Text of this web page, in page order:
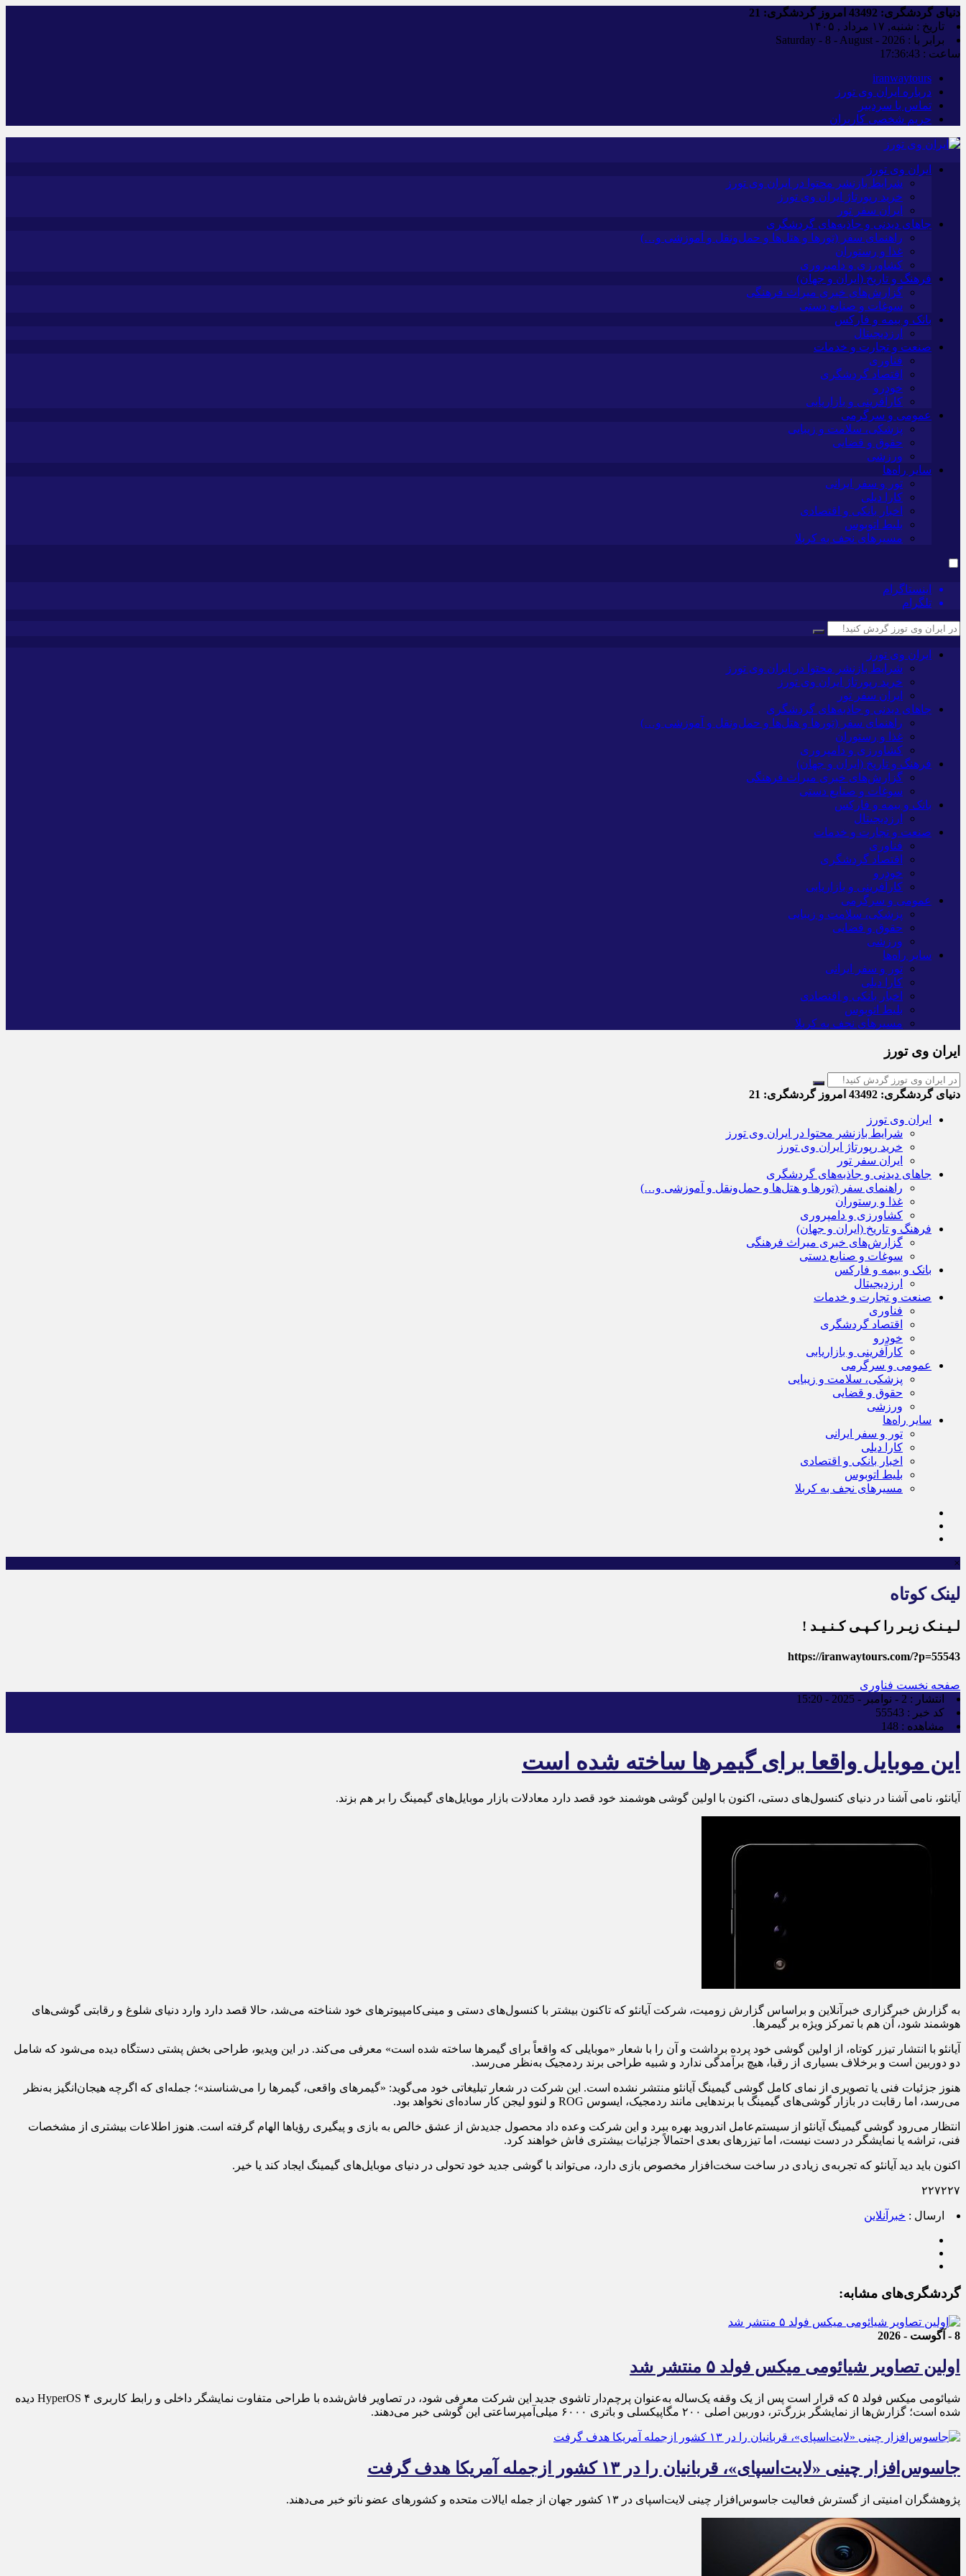
دنیای گردشگری: امروز گردشگری:
تاریخ : شنبه, ۱۷ مرداد , ۱۴۰۵
برابر با : Saturday - 8 - August - 2026
ساعت : 17:36:44
iranwaytours
درباره ایران وی تورز
تماس با سردبیر
حریم شخصی کاربران
ایران وی تورز
شرایط بازنشر محتوا در ایران وی تورز
خرید رپورتاژ ایران وی تورز
ایران سفر تور
جاهای دیدنی و جاذبه‌های گردشگری
راهنمای سفر (تورها و هتل‌ها و حمل‌و‌نقل و آموزشی و…)
غذا و رستوران
کشاورزی و دامپروری
فرهنگ و تاریخ (ایران و جهان)
گزارش‌های خبری میراث فرهنگی
سوغات و صنایع دستی
بانک و بیمه و فارکس
ارزدیجیتال
صنعت و تجارت و خدمات
فناوری
اقتصاد گردشگری
خودرو
کارآفرینی و بازاریابی
عمومی و سرگرمی
پزشکی، سلامت و زیبایی
حقوق و قضایی
ورزشی
سایر راه‌ها
تور و سفر ایرانی
کارا دیلی
اخبار بانکی و اقتصادی
بلیط اتوبوس
مسیرهای نجف به کربلا
اینستاگرام
تلگرام
ایران وی تورز
شرایط بازنشر محتوا در ایران وی تورز
خرید رپورتاژ ایران وی تورز
ایران سفر تور
جاهای دیدنی و جاذبه‌های گردشگری
راهنمای سفر (تورها و هتل‌ها و حمل‌و‌نقل و آموزشی و…)
غذا و رستوران
کشاورزی و دامپروری
فرهنگ و تاریخ (ایران و جهان)
گزارش‌های خبری میراث فرهنگی
سوغات و صنایع دستی
بانک و بیمه و فارکس
ارزدیجیتال
صنعت و تجارت و خدمات
فناوری
اقتصاد گردشگری
خودرو
کارآفرینی و بازاریابی
عمومی و سرگرمی
پزشکی، سلامت و زیبایی
حقوق و قضایی
ورزشی
سایر راه‌ها
تور و سفر ایرانی
کارا دیلی
اخبار بانکی و اقتصادی
بلیط اتوبوس
مسیرهای نجف به کربلا
ایران وی تورز
دنیای گردشگری: امروز گردشگری:
ایران وی تورز
شرایط بازنشر محتوا در ایران وی تورز
خرید رپورتاژ ایران وی تورز
ایران سفر تور
جاهای دیدنی و جاذبه‌های گردشگری
راهنمای سفر (تورها و هتل‌ها و حمل‌و‌نقل و آموزشی و…)
غذا و رستوران
کشاورزی و دامپروری
فرهنگ و تاریخ (ایران و جهان)
گزارش‌های خبری میراث فرهنگی
سوغات و صنایع دستی
بانک و بیمه و فارکس
ارزدیجیتال
صنعت و تجارت و خدمات
فناوری
اقتصاد گردشگری
خودرو
کارآفرینی و بازاریابی
عمومی و سرگرمی
پزشکی، سلامت و زیبایی
حقوق و قضایی
ورزشی
سایر راه‌ها
تور و سفر ایرانی
کارا دیلی
اخبار بانکی و اقتصادی
بلیط اتوبوس
مسیرهای نجف به کربلا
×
لینک کوتاه
لـیـنـک زیـر را کـپـی کـنـیـد !
https://iranwaytours.com/?p=55543
صفحه نخست فناوری
انتشار : 2 - نوامبر - 2025 - 15:20
کد خبر : 55543
مشاهده : 148
این موبایل واقعا برای گیمرها ساخته شده است
آیانئو، نامی آشنا در دنیای کنسول‌های دستی، اکنون با اولین گوشی هوشمند خود قصد دارد معادلات بازار موبایل‌های گیمینگ را بر هم بزند.
به گزارش خبرگزاری خبرآنلاین و براساس گزارش زومیت، شرکت آیانئو که تاکنون بیشتر با کنسول‌های دستی و مینی‌کامپیوترهای خود شناخته می‌شد، حالا قصد دارد وارد دنیای شلوغ و رقابتی گوشی‌های
هوشمند شود، آن هم با تمرکز ویژه بر گیمرها.
آیانئو با انتشار تیزر کوتاه، از اولین گوشی خود پرده برداشت و آن را با شعار «موبایلی که واقعاً برای گیمرها ساخته شده است» معرفی می‌کند. در این ویدیو، طراحی بخش پشتی دستگاه دیده می‌شود که شامل
دو دوربین است و برخلاف بسیاری از رقبا، هیچ برآمدگی ندارد و شبیه طراحی برند ردمجیک به‌نظر می‌رسد.
هنوز جزئیات فنی یا تصویری از نمای کامل گوشی گیمینگ آیانئو منتشر نشده است. این شرکت در شعار تبلیغاتی خود می‌گوید: «گیمرهای واقعی، گیمرها را می‌شناسند»؛ جمله‌ای که اگرچه هیجان‌انگیز به‌نظر
می‌رسد، اما رقابت در بازار گوشی‌های گیمینگ با برندهایی مانند ردمجیک، ایسوس ROG و لنوو لیجن کار ساده‌ای نخواهد بود.
انتظار می‌رود گوشی گیمینگ آیانئو از سیستم‌عامل اندروید بهره ببرد و این شرکت وعده داد محصول جدیدش از عشق خالص به بازی و پیگیری رؤیاها الهام گرفته است. هنوز اطلاعات بیشتری از مشخصات
فنی، تراشه یا نمایشگر در دست نیست، اما تیزرهای بعدی احتمالاً جزئیات بیشتری فاش خواهند کرد.
اکنون باید دید آیانئو که تجربه‌ی زیادی در ساخت سخت‌افزار مخصوص بازی دارد، می‌تواند با گوشی جدید خود تحولی در دنیای موبایل‌های گیمینگ ایجاد کند یا خیر.
۲۲۷۲۲۷
ارسال : خبرآنلاین
گردشگری‌های مشابه:
8 - آگوست - 2026
اولین تصاویر شیائومی میکس فولد ۵ منتشر شد
شیائومی میکس فولد ۵ که قرار است پس از یک وقفه یک‌ساله به‌عنوان پرچم‌دار تاشوی جدید این شرکت معرفی شود، در تصاویر فاش‌شده با طراحی متفاوت نمایشگر داخلی و رابط کاربری HyperOS ۴ دیده
شده است؛ گزارش‌ها از نمایشگر بزرگ‌تر، دوربین اصلی ۲۰۰ مگاپیکسلی و باتری ۶۰۰۰ میلی‌آمپرساعتی این گوشی خبر می‌دهند.
جاسوس‌افزار چینی «لایت‌اسپای»، قربانیان را در ۱۳ کشور ازجمله آمریکا هدف گرفت
پژوهشگران امنیتی از گسترش فعالیت جاسوس‌افزار چینی لایت‌اسپای در ۱۳ کشور جهان از جمله ایالات متحده و کشورهای عضو ناتو خبر می‌دهند.